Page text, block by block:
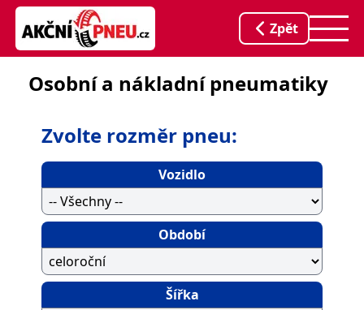
Zpět
Osobní a nákladní pneumatiky
Zvolte rozměr pneu:
Vozidlo
Období
Šířka